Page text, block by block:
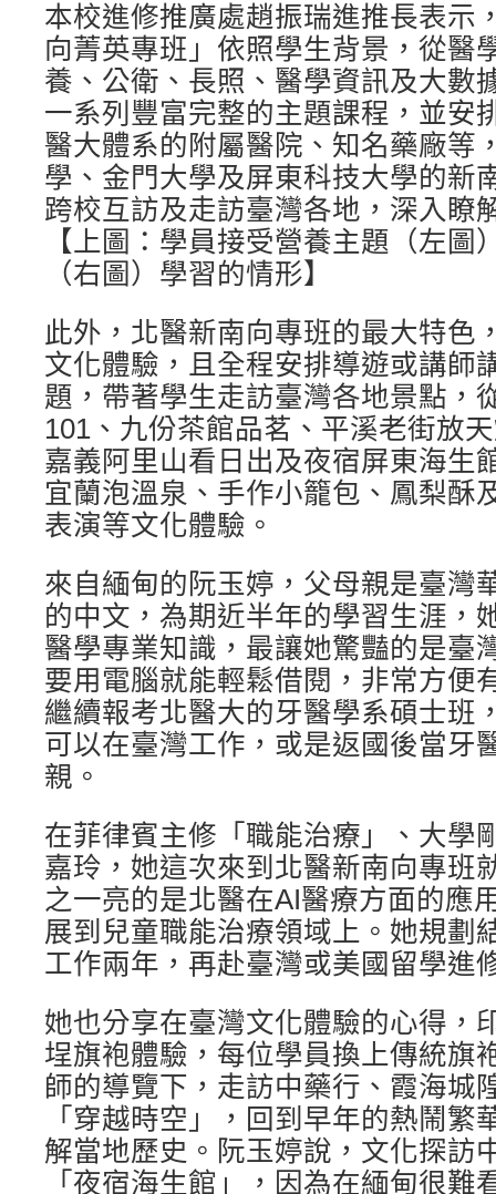
本校進修推廣處趙振瑞進推長表示
向菁英專班」依照學生背景，從醫
養、公衛、長照、醫學資訊及大數
一系列豐富完整的主題課程，並安
醫大體系的附屬醫院、知名藥廠等
學、金門大學及屏東科技大學的新
跨校互訪及走訪臺灣各地，深入瞭
【上圖：學員接受營養主題（左圖
（右圖）學習的情形】
此外，北醫新南向專班的最大特色
文化體驗，且全程安排導遊或講師
題，帶著學生走訪臺灣各地景點，
101、九份茶館品茗、平溪老街放
嘉義阿里山看日出及夜宿屏東海生
宜蘭泡溫泉、手作小籠包、鳳梨酥
表演等文化體驗。
來自緬甸的阮玉婷，父母親是臺灣
的中文，為期近半年的學習生涯，
醫學專業知識，最讓她驚豔的是臺
要用電腦就能輕鬆借閱，非常方便
繼續報考北醫大的牙醫學系碩士班
可以在臺灣工作，或是返國後當牙
親。
在菲律賓主修「職能治療」、大學
嘉玲，她這次來到北醫新南向專班
之一亮的是北醫在AI醫療方面的應
展到兒童職能治療領域上。她規劃
工作兩年，再赴臺灣或美國留學進
她也分享在臺灣文化體驗的心得，
埕旗袍體驗，每位學員換上傳統旗
師的導覽下，走訪中藥行、霞海城
「穿越時空」，回到早年的熱鬧繁
解當地歷史。阮玉婷說，文化探訪
「夜宿海生館」，因為在緬甸很難